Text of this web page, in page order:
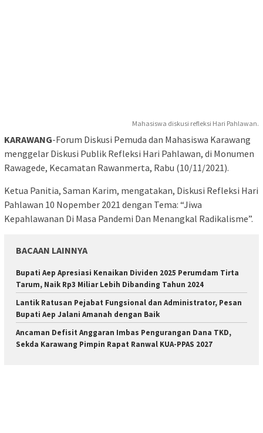
Mahasiswa diskusi refleksi Hari Pahlawan.
KARAWANG-Forum Diskusi Pemuda dan Mahasiswa Karawang
menggelar Diskusi Publik Refleksi Hari Pahlawan, di Monumen
Rawagede, Kecamatan Rawanmerta, Rabu (10/11/2021).
Ketua Panitia, Saman Karim, mengatakan, Diskusi Refleksi Hari
Pahlawan 10 Nopember 2021 dengan Tema: “Jiwa
Kepahlawanan Di Masa Pandemi Dan Menangkal Radikalisme”.
BACAAN LAINNYA
Bupati Aep Apresiasi Kenaikan Dividen 2025 Perumdam Tirta
Tarum, Naik Rp3 Miliar Lebih Dibanding Tahun 2024
Lantik Ratusan Pejabat Fungsional dan Administrator, Pesan
Bupati Aep Jalani Amanah dengan Baik
Ancaman Defisit Anggaran Imbas Pengurangan Dana TKD,
Sekda Karawang Pimpin Rapat Ranwal KUA-PPAS 2027